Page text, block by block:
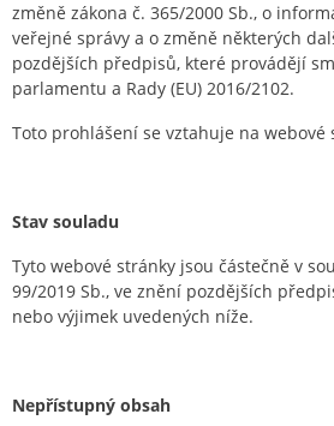
změně zákona č. 365/2000 Sb., o
veřejné správy a o změně některých
pozdějších předpisů, které provádějí
parlamentu a Rady (EU) 2016/2102.
Toto prohlášení se vztahuje na webové
Stav souladu
Tyto webové stránky jsou částečně v
99/2019 Sb., ve znění pozdějších
nebo výjimek uvedených níže.
Nepřístupný obsah